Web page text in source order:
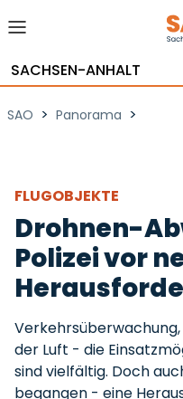
SACHSEN-ANHALT
SAO > Panorama >
FLUGOBJEKTE
Drohnen-
Polizei vor
der Luft - die
sind vielfältig. Doch
begangen - eine